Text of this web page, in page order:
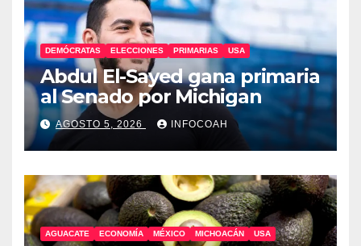
DEMÓCRATAS ELECCIONES PRIMARIAS USA
Abdul El-Sayed gana primaria
al Senado por Michigan
AGOSTO 5, 2026 INFOCOAH
AGUACATE ECONOMÍA MÉXICO MICHOACÁN USA